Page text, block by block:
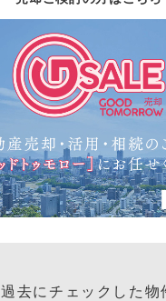
過去にチェックした物